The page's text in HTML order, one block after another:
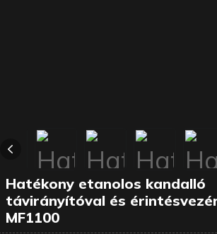
Hatékony etanolos kandalló
távirányítóval és
MF1100